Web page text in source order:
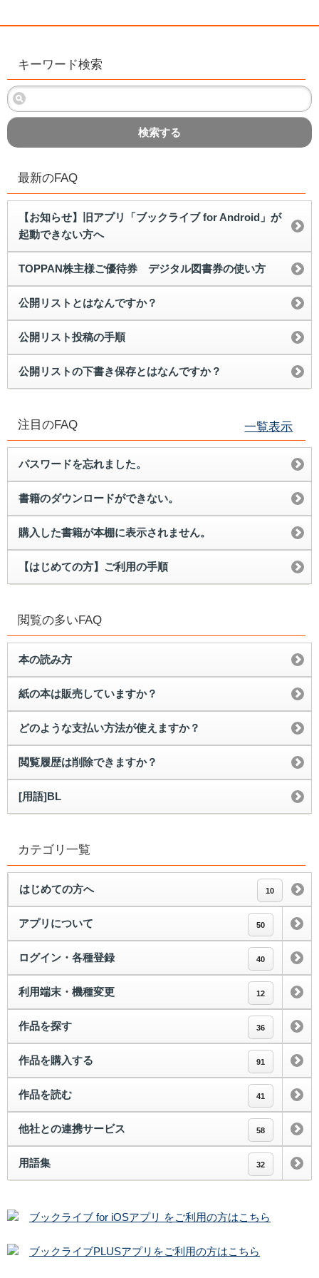
キーワード検索
検索する
最新のFAQ
【お知らせ】旧アプリ「ブックライブ for Android」が
起動できない方へ
TOPPAN株主様ご優待券 デジタル図書券の使い方
公開リストとはなんですか？
公開リスト投稿の手順
公開リストの下書き保存とはなんですか？
注目のFAQ 一覧表示
パスワードを忘れました。
書籍のダウンロードができない。
購入した書籍が本棚に表示されません。
【はじめての方】ご利用の手順
閲覧の多いFAQ
本の読み方
紙の本は販売していますか？
どのような支払い方法が使えますか？
閲覧履歴は削除できますか？
[用語]BL
カテゴリ一覧
はじめての方へ 10
アプリについて 50
ログイン・各種登録 40
利用端末・機種変更 12
作品を探す 36
作品を購入する 91
作品を読む 41
他社との連携サービス 58
用語集 32
ブックライブ for iOSアプリ をご利用の方はこちら
ブックライブPLUSアプリをご利用の方はこちら